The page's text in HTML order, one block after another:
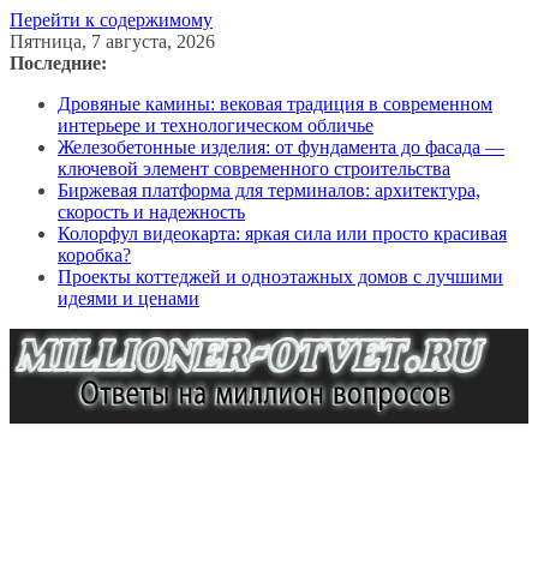
Перейти к содержимому
Пятница, 7 августа, 2026
Последние:
Дровяные камины: вековая традиция в современном
интерьере и технологическом обличье
Железобетонные изделия: от фундамента до фасада —
ключевой элемент современного строительства
Биржевая платформа для терминалов: архитектура,
скорость и надежность
Колорфул видеокарта: яркая сила или просто красивая
коробка?
Проекты коттеджей и одноэтажных домов с лучшими
идеями и ценами